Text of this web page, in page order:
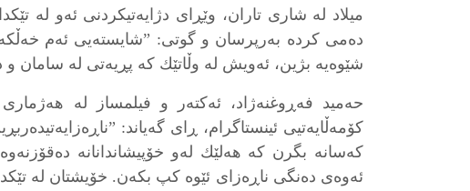
ميلاد لە شارى تاران، وێڕاى دژايەتیكردنى ئەو له
دەمى كرده بەرپرسان و گوتى: ”شايستەيى ئەم
شێوەيە بژين، ئەويش لە وڵاتێك كە پڕيەتى لە سامان و
حەميد فەڕوغنەژاد، ئەكتەر و فیلمساز لە هەژمارى
كۆمەڵايەتیى ئينستاگرام، ڕای گەياند:
كەسانە بگرن كه هەلێك لەو خۆپیشاندانانه
ئەوەى دەنگى ناڕەزاى ئێوە كپ بكەن. خۆیشتان لە